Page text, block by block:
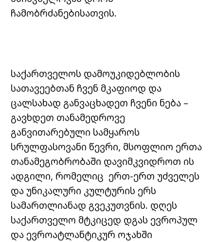
ჩამობრძანებისათვის.
საქართველოს დამოუკიდებლობის
სათავეებთან ჩვენ მკაფიოდ და
ცალსახად განვაცხადეთ ჩვენი ნება –
გავხდეთ თანამედროვე
განვითარებული სამყაროს
სრულფასოვანი წევრი, მსოფლიო ერთა
თანამეგობრობაში დავიმკვიდროთ ის
ადგილი, რომელიც ერთ-ერთ უძველეს
და უნიკალური კულტურის ერს
სამართლიანად გვეკუთვნის. დღეს
საქართველო მტკიცედ დგას ევროპულ
და ევროატლანტიკურ ოჯახში